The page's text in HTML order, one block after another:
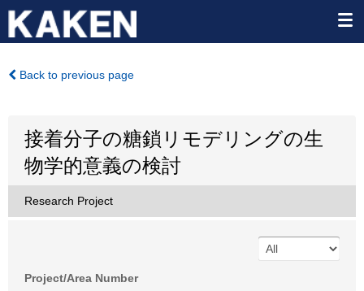
Back to previous page
接着分子の糖鎖リモデリングの生
物学的意義の検討
Research Project
Project/Area Number